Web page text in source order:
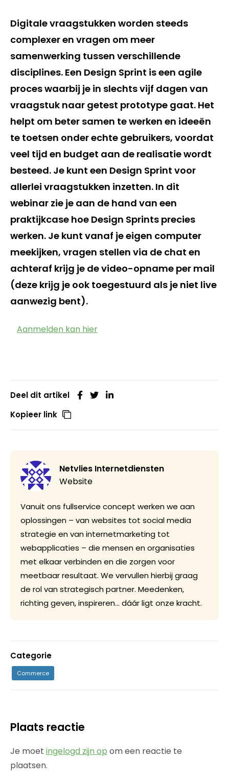
Digitale vraagstukken worden steeds
complexer en vragen om meer
samenwerking tussen verschillende
disciplines. Een Design Sprint is een agile
proces waarbij je in slechts vijf dagen van
vraagstuk naar getest prototype gaat. Het
helpt om beter samen te werken en ideeën
te toetsen onder echte gebruikers, voordat
veel tijd en budget aan de realisatie wordt
besteed. Je kunt een Design Sprint voor
allerlei vraagstukken inzetten. In dit
webinar zie je aan de hand van een
praktijkcase hoe Design Sprints precies
werken. Je kunt vanaf je eigen computer
meekijken, vragen stellen via de chat en
achteraf krijg je de video-opname per mail
(deze krijg je ook toegestuurd als je niet live
aanwezig bent).
Aanmelden kan hier
Deel dit artikel
Kopieer link
Netvlies Internetdiensten
Website
Vanuit ons fullservice concept werken we aan
oplossingen – van websites tot social media
strategie en van internetmarketing tot
webapplicaties – die mensen en organisaties
met elkaar verbinden en die zorgen voor
meetbaar resultaat. We vervullen hierbij graag
de rol van strategisch partner. Meedenken,
richting geven, inspireren… dáár ligt onze kracht.
Categorie
Commerce
Plaats reactie
Je moet ingelogd zijn op om een reactie te
plaatsen.